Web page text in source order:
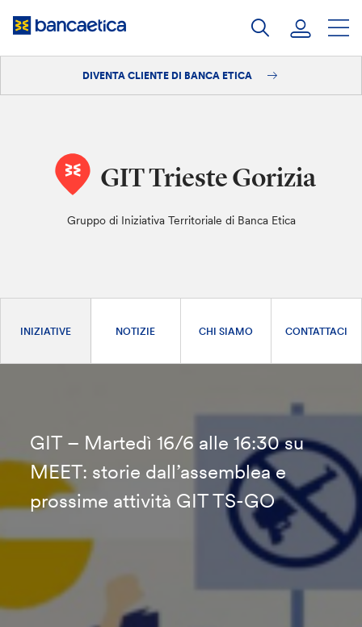
DIVENTA CLIENTE DI BANCA ETICA
GIT Trieste Gorizia
Gruppo di Iniziativa Territoriale di Banca Etica
INIZIATIVE NOTIZIE CHI SIAMO CONTATTACI
GIT – Martedì 16/6 alle 16:30 su
MEET: storie dall’assemblea e
prossime attività GIT TS-GO